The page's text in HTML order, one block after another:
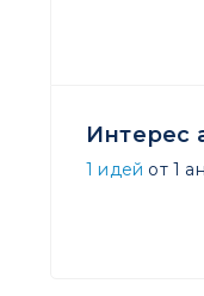
Интерес
1 идей от 1